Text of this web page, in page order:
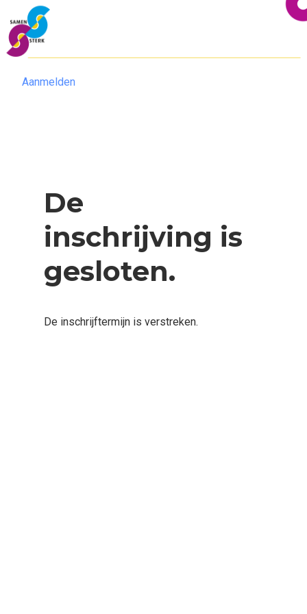
Aanmelden
De
inschrijving is
gesloten.
De inschrijftermijn is verstreken.